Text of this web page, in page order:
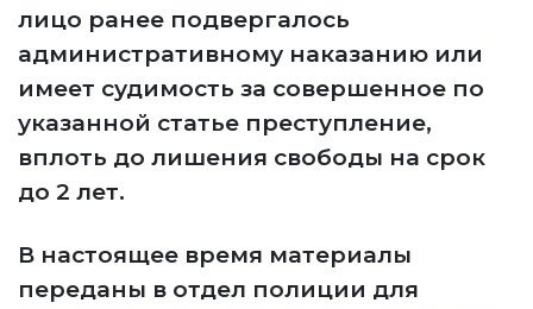
лицо ранее подвергалось
административному наказанию или
имеет судимость за совершенное по
указанной статье преступление,
вплоть до лишения свободы на срок
до 2 лет.
В настоящее время материалы
переданы в отдел полиции для